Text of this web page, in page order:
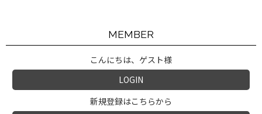
MEMBER
こんにちは、ゲスト様
LOGIN
新規登録はこちらから